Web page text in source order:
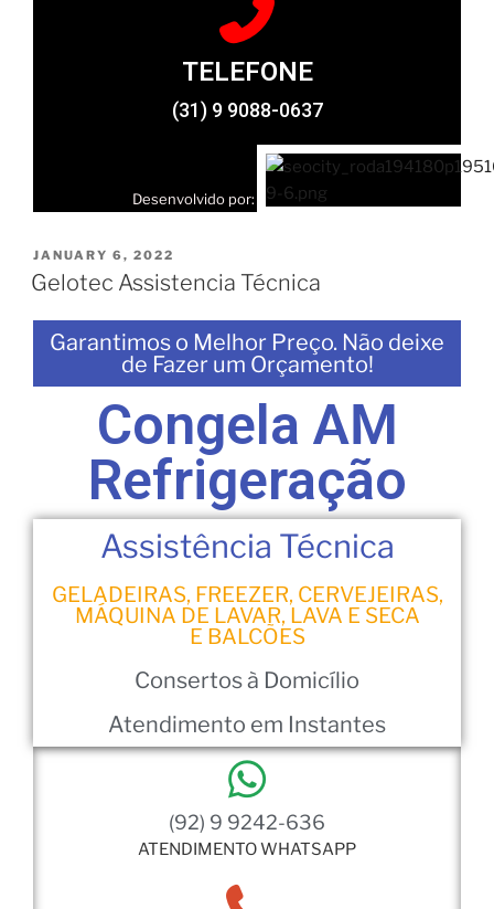
TELEFONE
(31) 9 9088-0637
Desenvolvido por:
JANUARY 6, 2022
Gelotec Assistencia Técnica
Garantimos o Melhor Preço. Não deixe
de Fazer um Orçamento!
Congela AM
Refrigeração
Assistência Técnica
GELADEIRAS, FREEZER, CERVEJEIRAS,
MÁQUINA DE LAVAR, LAVA E SECA
E BALCÕES
Consertos à Domicílio
Atendimento em Instantes
(92) 9 9242-636
ATENDIMENTO WHATSAPP